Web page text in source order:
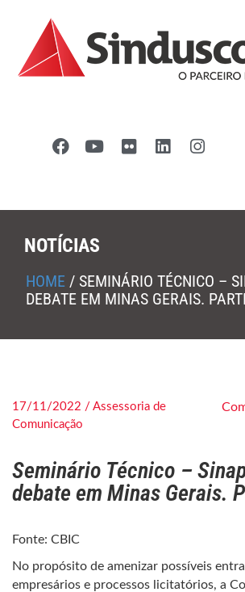
NOTÍCIAS
HOME / SEMINÁRIO TÉCNICO –
DEBATE EM MINAS GERAIS.
17/11/2022 / Assessoria de
Comunicação
Seminário Técnico –
debate em Minas Gerais.
Fonte: CBIC
No propósito de amenizar possíveis
empresários e processos licitatórios, a